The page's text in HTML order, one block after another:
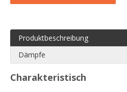
Produktbeschreibung
Dämpfe
Charakteristisch